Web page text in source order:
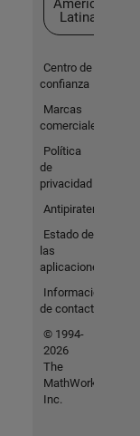
América
Latina
Centro de
confianza
Marcas
comerciales
Política
de
privacidad
Antipiratería
Estado de
las
aplicaciones
Información
de contacto
© 1994-
2026
The
MathWorks,
Inc.